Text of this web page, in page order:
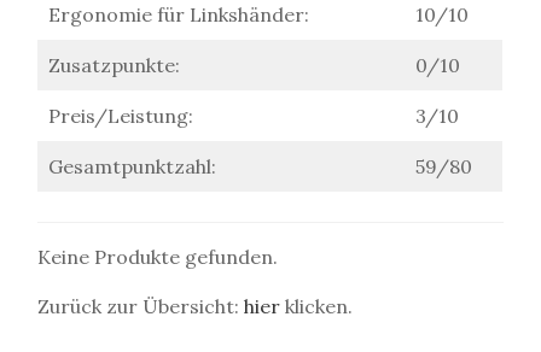
Ergonomie für Linkshänder: 10/10
Zusatzpunkte: 0/10
Preis/Leistung: 3/10
Gesamtpunktzahl: 59/80
Keine Produkte gefunden.
Zurück zur Übersicht: hier klicken.